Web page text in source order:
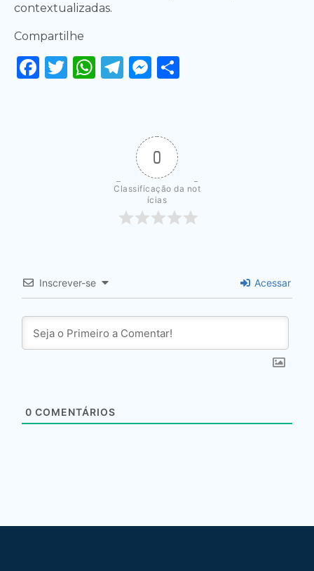
contextualizadas.
Compartilhe
Facebook
Twitter
WhatsApp
Telegram
Messenger
0
Classificação da not
ícias
Inscrever-se Acessar
0 COMENTÁRIOS